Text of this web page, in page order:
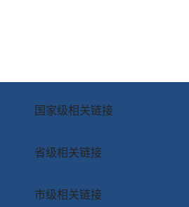
国家级相关链接
省级相关链接
市级相关链接